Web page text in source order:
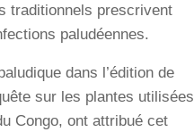
traditionnels prescrivent
paludéennes.
dans l’édition de
sur les plantes utilisées
Congo, ont attribué cet